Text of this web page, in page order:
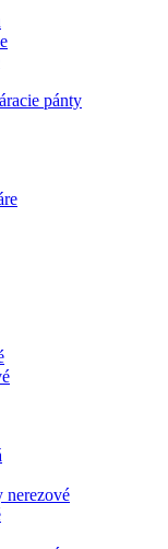
pánty
nerezové